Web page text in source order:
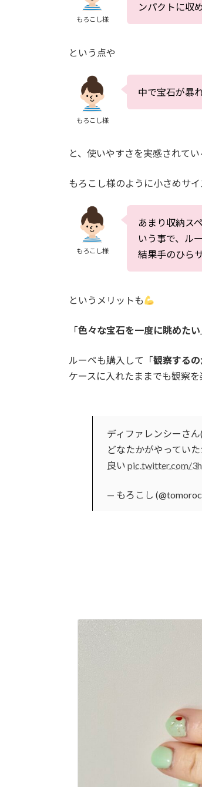
もろこし様
ンパクトに収
という点や
もろこし様
中で宝石が暴
と、使いやすさを実感されて
もろこし様のように小さめサ
もろこし様
あまり収納ス
いう事で、ル
結果手のひら
というメリットも
「色々な宝石を一度に眺めたい
ルーペも購入して「観察する
ケースに入れたままでも観察
ディファレンシーさん(
どなたかがやってい
良い pic.twitter.com/
— もろこし